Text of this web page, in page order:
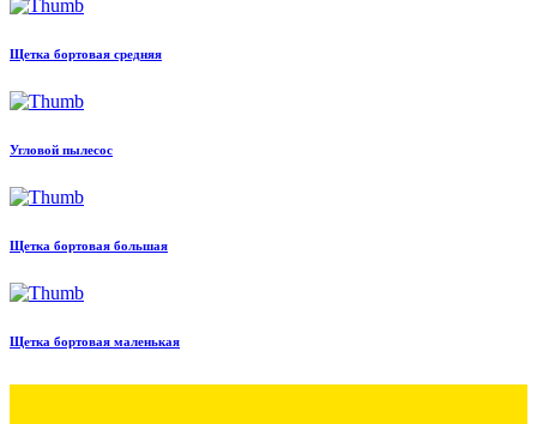
Щетка бортовая средняя
Угловой пылесос
Щетка бортовая большая
Щетка бортовая маленькая